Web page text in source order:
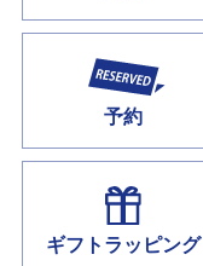
予約
ギフトラッピング